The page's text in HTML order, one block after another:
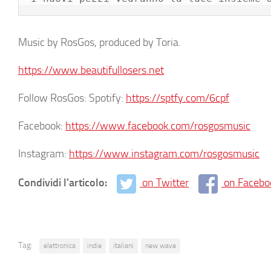
Music by RosGos, produced by Toria.
https://www.beautifullosers.net
Follow RosGos: Spotify: https://sptfy.com/6cpf
Facebook: https://www.facebook.com/rosgosmusic
Instagram: https://www.instagram.com/rosgosmusic
Condividi l'articolo: on Twitter on
Tag: elettronica indie italiani new wave